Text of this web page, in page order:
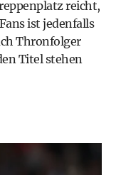
reicht,
ist jedenfalls
Thronfolger
Titel stehen